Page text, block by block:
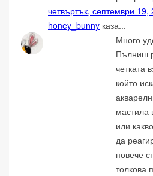
четвъртък, септември 19,
honey_bunny каза...
Много
Пълниш
четката
който
мастила
или
да
повече
толкова